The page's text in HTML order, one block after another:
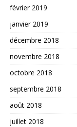
février 2019
janvier 2019
décembre 2018
novembre 2018
octobre 2018
septembre 2018
août 2018
juillet 2018